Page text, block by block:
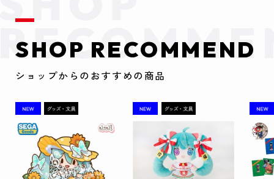
SHOP RECOMMEND
ショップからのおすすめの商品